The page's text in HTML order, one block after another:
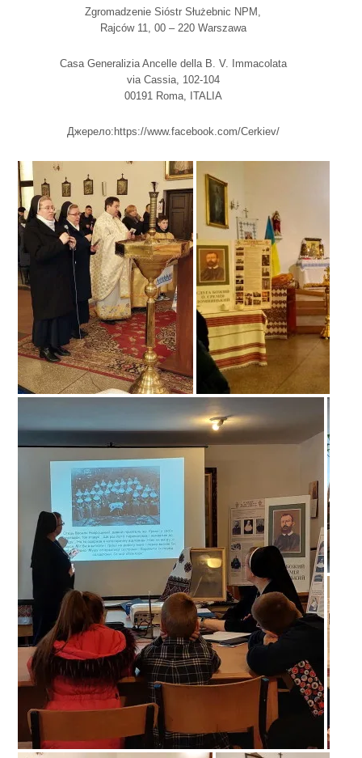
Zgromadzenie Sióstr Służebnic NPM,
Rajców 11, 00 – 220 Warszawa
Casa Generalizia Ancelle della B. V. Immacolata
via Cassia, 102-104
00191 Roma, ITALIA
Джерело:https://www.facebook.com/Cerkiev/